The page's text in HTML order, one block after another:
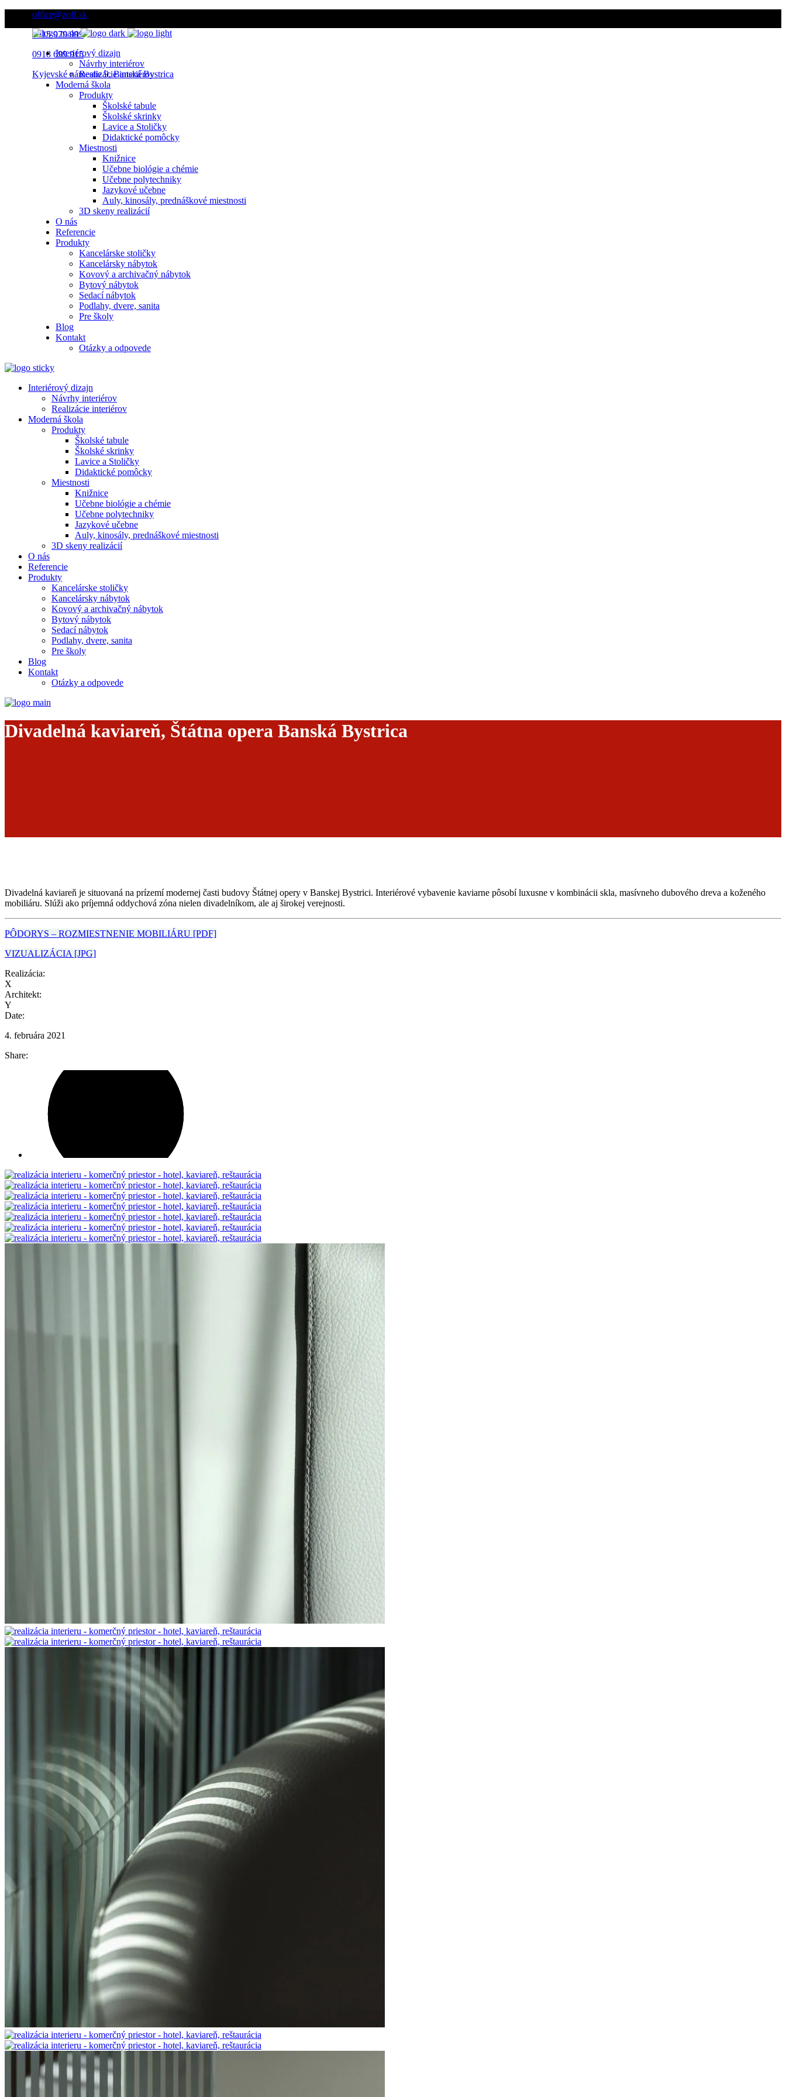
office@zoff.sk
0915 979 999
0918 699 915
Kyjevské námestie 9, Banská Bystrica
Interiérový dizajn
Návrhy interiérov
Realizácie interiérov
Moderná škola
Produkty
Školské tabule
Školské skrinky
Lavice a Stoličky
Didaktické pomôcky
Miestnosti
Knižnice
Učebne biológie a chémie
Učebne polytechniky
Jazykové učebne
Auly, kinosály, prednáškové miestnosti
3D skeny realizácií
O nás
Referencie
Produkty
Kancelárske stoličky
Kancelársky nábytok
Kovový a archivačný nábytok
Bytový nábytok
Sedací nábytok
Podlahy, dvere, sanita
Pre školy
Blog
Kontakt
Otázky a odpovede
Interiérový dizajn
Návrhy interiérov
Realizácie interiérov
Moderná škola
Produkty
Školské tabule
Školské skrinky
Lavice a Stoličky
Didaktické pomôcky
Miestnosti
Knižnice
Učebne biológie a chémie
Učebne polytechniky
Jazykové učebne
Auly, kinosály, prednáškové miestnosti
3D skeny realizácií
O nás
Referencie
Produkty
Kancelárske stoličky
Kancelársky nábytok
Kovový a archivačný nábytok
Bytový nábytok
Sedací nábytok
Podlahy, dvere, sanita
Pre školy
Blog
Kontakt
Otázky a odpovede
Divadelná kaviareň, Štátna opera Banská Bystrica
Divadelná kaviareň je situovaná na prízemí modernej časti budovy Štátnej opery v Banskej Bystrici. Interiérové vybavenie kaviarne pôsobí luxusne v kombinácii skla, masívneho dubového dreva a koženého
mobiliáru. Slúži ako príjemná oddychová zóna nielen divadelníkom, ale aj širokej verejnosti.
PÔDORYS – ROZMIESTNENIE MOBILIÁRU [PDF]
VIZUALIZÁCIA [JPG]
Realizácia:
X
Architekt:
Y
Date:
4. februára 2021
Share: